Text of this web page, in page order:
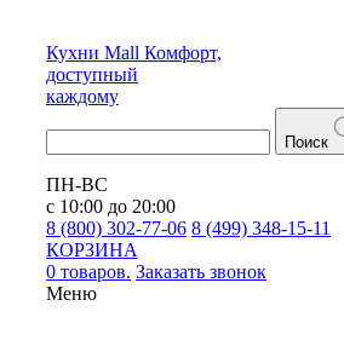
Кухни Mall Комфорт,
доступный
каждому
Поиск
ПН-ВС
с 10:00 до 20:00
8 (800) 302-77-06 8 (499) 348-15-11
КОРЗИНА
0 товаров. Заказать звонок
Меню